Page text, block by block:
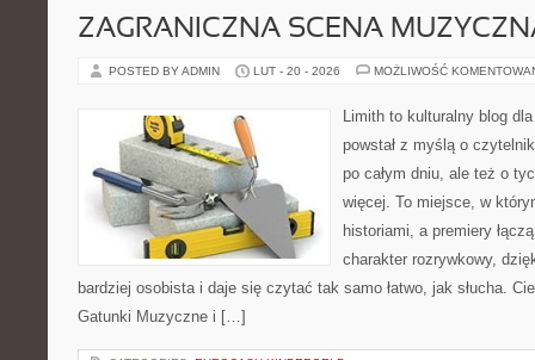
ZAGRANICZNA SCENA
POSTED BY ADMIN LUT - 20 - 2026 MOŻLIWOŚĆ
Limith to kulturalny blog
powstał z myślą o
po całym dniu, ale też o
więcej. To miejsce, w
historiami, a premiery
charakter rozrywkowy,
bardziej osobista i daje się czytać tak samo łatwo, jak słucha.
Gatunki Muzyczne i […]